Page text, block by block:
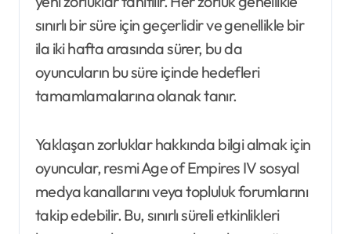
sınırlı bir süre için geçerlidir ve genellikle bir
ila iki hafta arasında sürer, bu da
oyuncuların bu süre içinde hedefleri
tamamlamalarına olanak tanır.
Yaklaşan zorluklar hakkında bilgi almak için
oyuncular, resmi Age of Empires IV sosyal
medya kanallarını veya topluluk forumlarını
takip edebilir. Bu, sınırlı süreli etkinlikleri